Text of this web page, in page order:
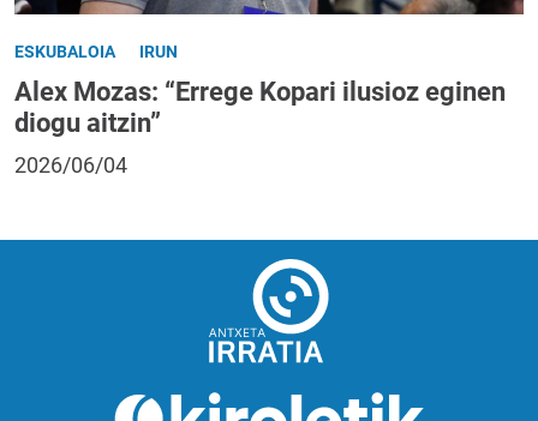
ESKUBALOIA IRUN
Alex Mozas: “Errege Kopari ilusioz eginen
diogu aitzin”
2026/06/04